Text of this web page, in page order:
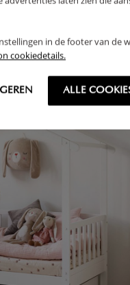
in de footer van de
cookiedetails.
ALLE